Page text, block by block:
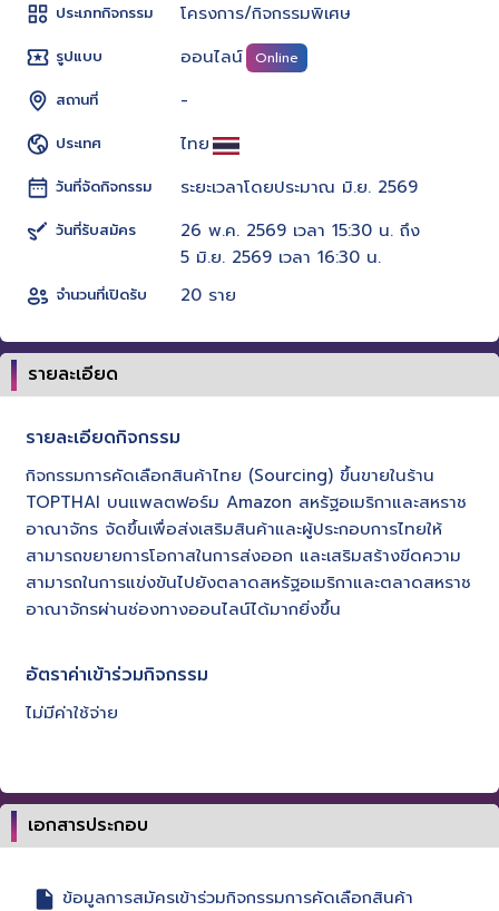
ประเภทกิจกรรม โครงการ/กิจกรรมพิเศษ
รูปแบบ ออนไลน์ Online
สถานที่ -
ประเทศ ไทย
วันที่จัดกิจกรรม ระยะเวลาโดยประมาณ มิ.ย. 2569
วันที่รับสมัคร
26 พ.ค. 2569 เวลา 15:30 น. ถึง
5 มิ.ย. 2569 เวลา 16:30 น.
จำนวนที่เปิดรับ 20 ราย
รายละเอียด
รายละเอียดกิจกรรม
กิจกรรมการคัดเลือกสินค้าไทย (Sourcing) ขึ้นขายในร้าน
TOPTHAI บนแพลตฟอร์ม Amazon สหรัฐอเมริกาและสหราช
อาณาจักร จัดขึ้นเพื่อส่งเสริมสินค้าและผู้ประกอบการไทยให้
สามารถขยายการโอกาสในการส่งออก และเสริมสร้างขีดความ
สามารถในการแข่งขันไปยังตลาดสหรัฐอเมริกาและตลาดสหราช
อาณาจักรผ่านช่องทางออนไลน์ได้มากยิ่งขึ้น
อัตราค่าเข้าร่วมกิจกรรม
ไม่มีค่าใช้จ่าย
เอกสารประกอบ
ข้อมูลการสมัครเข้าร่วมกิจกรรมการคัดเลือกสินค้า